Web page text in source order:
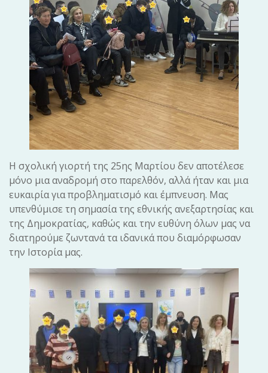
Η σχολική γιορτή της 25ης Μαρτίου δεν αποτέλεσε
μόνο μια αναδρομή στο παρελθόν, αλλά ήταν και μια
ευκαιρία για προβληματισμό και έμπνευση. Μας
υπενθύμισε τη σημασία της εθνικής ανεξαρτησίας και
της Δημοκρατίας, καθώς και την ευθύνη όλων μας να
διατηρούμε ζωντανά τα ιδανικά που διαμόρφωσαν
την Ιστορία μας.